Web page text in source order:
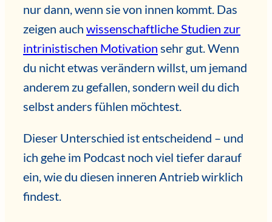
nur dann, wenn sie von innen kommt. Das
zeigen auch wissenschaftliche Studien zur
intrinistischen Motivation sehr gut. Wenn
du nicht etwas verändern willst, um jemand
anderem zu gefallen, sondern weil du dich
selbst anders fühlen möchtest.
Dieser Unterschied ist entscheidend – und
ich gehe im Podcast noch viel tiefer darauf
ein, wie du diesen inneren Antrieb wirklich
findest.